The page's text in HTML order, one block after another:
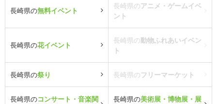
長崎県の無料イベント
長崎県のアニメ・ゲームイベ
ント
長崎県の花イベント
長崎県の動物ふれあいイベン
ト
長崎県の祭り 長崎県のフリーマーケット
長崎県のコンサート・音楽関 長崎県の美術展・博物展・展